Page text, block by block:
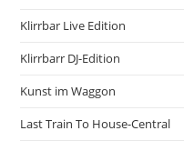
Klirrbar Live Edition
Klirrbarr DJ-Edition
Kunst im Waggon
Last Train To House-Central